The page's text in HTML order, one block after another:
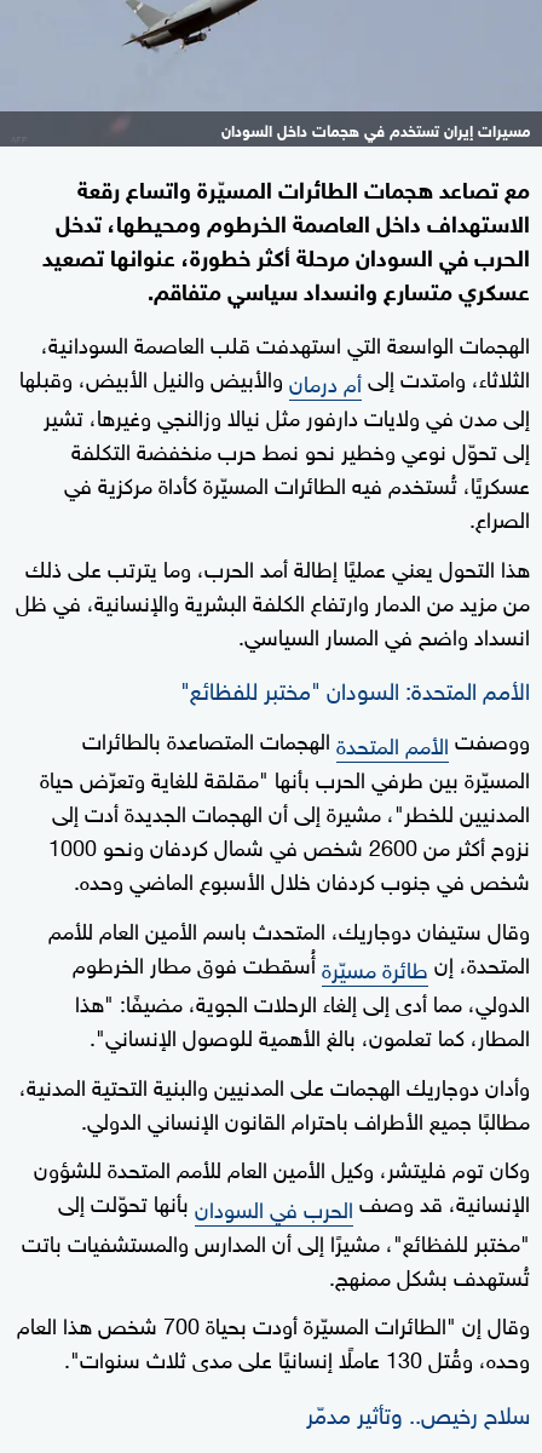
مسيرات إيران تستخدم في هجمات داخل السودان
مع تصاعد هجمات الطائرات المسيّرة واتساع رقعة
الاستهداف داخل العاصمة الخرطوم ومحيطها، تدخل
الحرب في السودان مرحلة أكثر خطورة، عنوانها تصعيد
عسكري متسارع وانسداد سياسي متفاقم.
الهجمات الواسعة التي استهدفت قلب العاصمة السودانية،
الثلاثاء، وامتدت إلىأم درمانوالأبيض والنيل الأبيض، وقبلها
إلى مدن في ولايات دارفور مثل نيالا وزالنجي وغيرها، تشير
إلى تحوّل نوعي وخطير نحو نمط حرب منخفضة التكلفة
عسكريًا، تُستخدم فيه الطائرات المسيّرة كأداة مركزية في
الصراع.
هذا التحول يعني عمليًا إطالة أمد الحرب، وما يترتب على ذلك
من مزيد من الدمار وارتفاع الكلفة البشرية والإنسانية، في ظل
انسداد واضح في المسار السياسي.
الأمم المتحدة: السودان "مختبر للفظائع"
ووصفتالأمم المتحدةالهجمات المتصاعدة بالطائرات
المسيّرة بين طرفي الحرب بأنها "مقلقة للغاية وتعرّض حياة
المدنيين للخطر"، مشيرة إلى أن الهجمات الجديدة أدت إلى
نزوح أكثر من 2600 شخص في شمال كردفان ونحو 1000
شخص في جنوب كردفان خلال الأسبوع الماضي وحده.
وقال ستيفان دوجاريك، المتحدث باسم الأمين العام للأمم
المتحدة، إنطائرة مسيّرةأُسقطت فوق مطار الخرطوم
الدولي، مما أدى إلى إلغاء الرحلات الجوية، مضيفًا: "هذا
المطار، كما تعلمون، بالغ الأهمية للوصول الإنساني".
وأدان دوجاريك الهجمات على المدنيين والبنية التحتية المدنية،
مطالبًا جميع الأطراف باحترام القانون الإنساني الدولي.
وكان توم فليتشر، وكيل الأمين العام للأمم المتحدة للشؤون
الإنسانية، قد وصفالحرب في السودانبأنها تحوّلت إلى
"مختبر للفظائع"، مشيرًا إلى أن المدارس والمستشفيات باتت
تُستهدف بشكل ممنهج.
وقال إن "الطائرات المسيّرة أودت بحياة 700 شخص هذا العام
وحده، وقُتل 130 عاملًا إنسانيًا على مدى ثلاث سنوات".
سلاح رخيص.. وتأثير مدمّر